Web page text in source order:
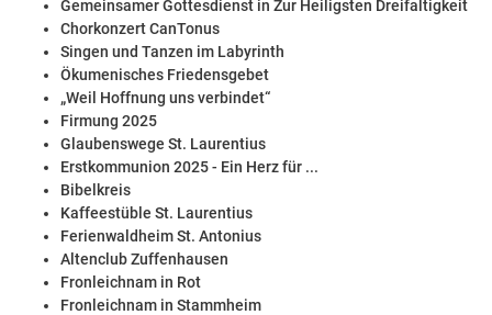
Gemeinsamer Gottesdienst in Zur Heiligsten Dreifaltigkeit
Chorkonzert CanTonus
Singen und Tanzen im Labyrinth
Ökumenisches Friedensgebet
„Weil Hoffnung uns verbindet“
Firmung 2025
Glaubenswege St. Laurentius
Erstkommunion 2025 - Ein Herz für ...
Bibelkreis
Kaffeestüble St. Laurentius
Ferienwaldheim St. Antonius
Altenclub Zuffenhausen
Fronleichnam in Rot
Fronleichnam in Stammheim